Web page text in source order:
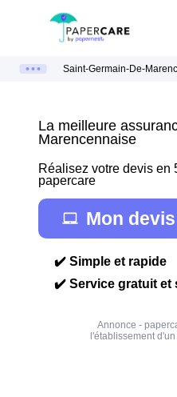
Saint-Germain-De-
La meilleure
Marencennaise
Réalisez votre devis en
papercare
Mon devis
✔️ Simple et rapide
✔️ Service gratuit et
Annonce -
l'établissement